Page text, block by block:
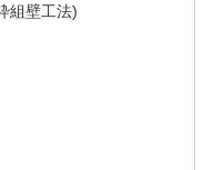
組壁工法)